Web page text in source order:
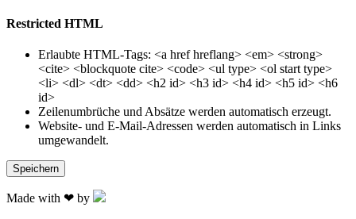
Restricted HTML
Erlaubte HTML-Tags: <a href hreflang> <em> <strong>
<cite> <blockquote cite> <code> <ul type> <ol start type>
<li> <dl> <dt> <dd> <h2 id> <h3 id> <h4 id> <h5 id> <h6
id>
Zeilenumbrüche und Absätze werden automatisch erzeugt.
Website- und E-Mail-Adressen werden automatisch in Links
umgewandelt.
Made with ❤ by